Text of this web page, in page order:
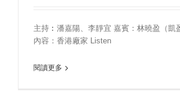
主持︰潘嘉陽、李靜宜 嘉賓：林曉盈（凱
內容：香港廠家 Listen
閱讀更多